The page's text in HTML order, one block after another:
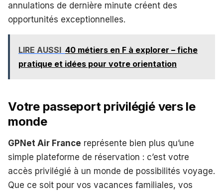
annulations de dernière minute créent des
opportunités exceptionnelles.
LIRE AUSSI 40 métiers en F à explorer – fiche
pratique et idées pour votre orientation
Votre passeport privilégié vers le
monde
GPNet Air France représente bien plus qu’une
simple plateforme de réservation : c’est votre
accès privilégié à un monde de possibilités voyage.
Que ce soit pour vos vacances familiales, vos